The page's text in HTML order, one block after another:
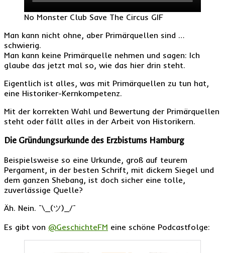
No Monster Club Save The Circus GIF
Man kann nicht ohne, aber Primärquellen sind …
schwierig.
Man kann keine Primärquelle nehmen und sagen: Ich
glaube das jetzt mal so, wie das hier drin steht.
Eigentlich ist alles, was mit Primärquellen zu tun hat,
eine Historiker-Kernkompetenz.
Mit der korrekten Wahl und Bewertung der Primärquellen
steht oder fällt alles in der Arbeit von Historikern.
Die Gründungsurkunde des Erzbistums Hamburg
Beispielsweise so eine Urkunde, groß auf teurem
Pergament, in der besten Schrift, mit dickem Siegel und
dem ganzen Shebang, ist doch sicher eine tolle,
zuverlässige Quelle?
Äh. Nein. ¯\_(ツ)_/¯
Es gibt von @GeschichteFM eine schöne Podcastfolge: